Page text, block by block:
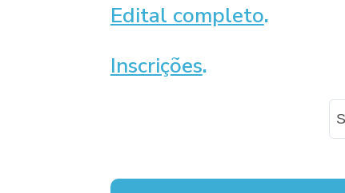
Edital completo.
Inscrições.